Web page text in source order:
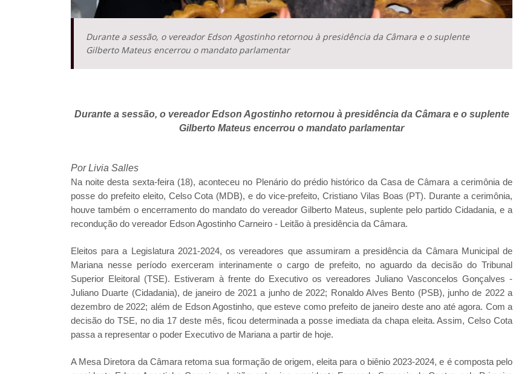
Durante a sessão, o vereador Edson Agostinho retornou à presidência da Câmara e o suplente
Gilberto Mateus encerrou o mandato parlamentar
Durante a sessão, o vereador Edson Agostinho retornou à presidência da Câmara e o suplente
Gilberto Mateus encerrou o mandato parlamentar
Por Livia Salles
Na noite desta sexta-feira (18), aconteceu no Plenário do prédio histórico da Casa de Câmara a cerimônia de
posse do prefeito eleito, Celso Cota (MDB), e do vice-prefeito, Cristiano Vilas Boas (PT). Durante a cerimônia,
houve também o encerramento do mandato do vereador Gilberto Mateus, suplente pelo partido Cidadania, e a
recondução do vereador Edson Agostinho Carneiro - Leitão à presidência da Câmara.
Eleitos para a Legislatura 2021-2024, os vereadores que assumiram a presidência da Câmara Municipal de
Mariana nesse período exerceram interinamente o cargo de prefeito, no aguardo da decisão do Tribunal
Superior Eleitoral (TSE). Estiveram à frente do Executivo os vereadores Juliano Vasconcelos Gonçalves -
Juliano Duarte (Cidadania), de janeiro de 2021 a junho de 2022; Ronaldo Alves Bento (PSB), junho de 2022 a
dezembro de 2022; além de Edson Agostinho, que esteve como prefeito de janeiro deste ano até agora. Com a
decisão do TSE, no dia 17 deste mês, ficou determinada a posse imediata da chapa eleita. Assim, Celso Cota
passa a representar o poder Executivo de Mariana a partir de hoje.
A Mesa Diretora da Câmara retoma sua formação de origem, eleita para o biênio 2023-2024, e é composta pelo